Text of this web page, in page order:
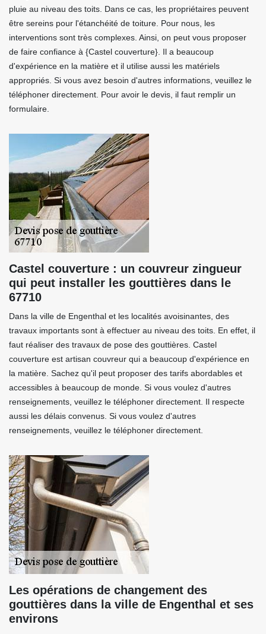
pluie au niveau des toits. Dans ce cas, les propriétaires peuvent
être sereins pour l'étanchéité de toiture. Pour nous, les
interventions sont très complexes. Ainsi, on peut vous proposer
de faire confiance à {Castel couverture}. Il a beaucoup
d'expérience en la matière et il utilise aussi les matériels
appropriés. Si vous avez besoin d'autres informations, veuillez le
téléphoner directement. Pour avoir le devis, il faut remplir un
formulaire.
Castel couverture : un couvreur zingueur
qui peut installer les gouttières dans le
67710
Dans la ville de Engenthal et les localités avoisinantes, des
travaux importants sont à effectuer au niveau des toits. En effet, il
faut réaliser des travaux de pose des gouttières. Castel
couverture est artisan couvreur qui a beaucoup d'expérience en
la matière. Sachez qu'il peut proposer des tarifs abordables et
accessibles à beaucoup de monde. Si vous voulez d'autres
renseignements, veuillez le téléphoner directement. Il respecte
aussi les délais convenus. Si vous voulez d'autres
renseignements, veuillez le téléphoner directement.
Les opérations de changement des
gouttières dans la ville de Engenthal et ses
environs